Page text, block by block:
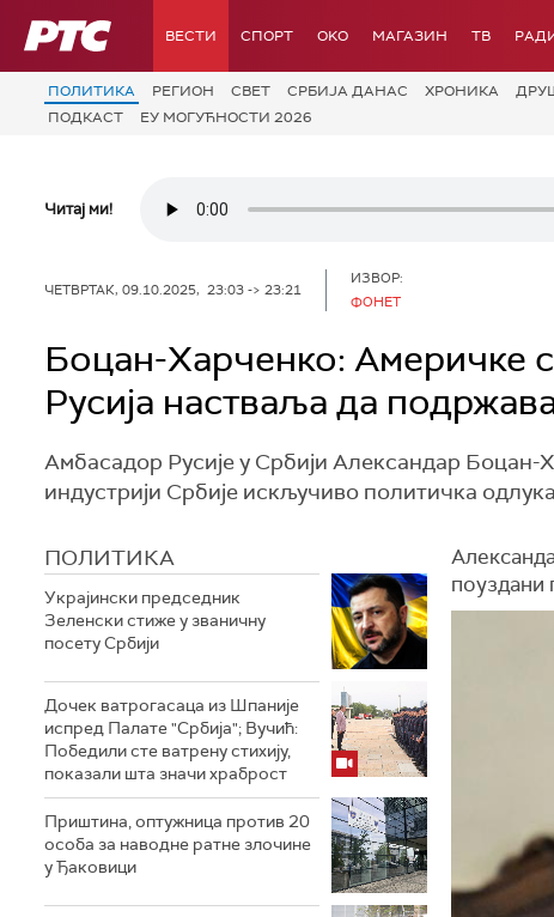
РТС ВЕСТИ СПОРТ OKO МАГАЗИН ТВ
ПОЛИТИКА РЕГИОН СВЕТ СРБИЈА ДАНАС ХРОНИКА
ПОДКАСТ
ЕУ МОГУЋНОСТИ 2026
Читај ми!
ЧЕТВРТАК, 09.10.2025, 23:03 -> 23:21
ИЗВОР:
ФОНЕТ
Боцан-Харченко: Америчке
Русија настваља да
Амбасадор Русије у Србији Александар Боцан-
индустрији Србије искључиво политичка
ПОЛИТИКА
Украјински председник
Зеленски стиже у званичну
посету Србији
Дочек ватрогасаца из Шпаније
испред Палате "Србија"; Вучић:
Победили сте ватрену стихију,
показали шта значи храброст
Приштина, оптужница против 20
особа за наводне ратне злочине
у Ђаковици
поуздани